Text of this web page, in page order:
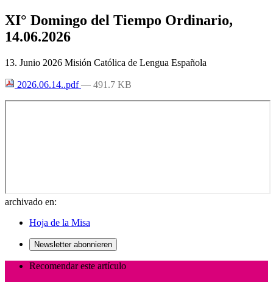
XI° Domingo del Tiempo Ordinario,
14.06.2026
13. Junio 2026 Misión Católica de Lengua Española
2026.06.14..pdf— 491.7 KB
archivado en:
Hoja de la Misa
Newsletter abonnieren
Recomendar este artículo